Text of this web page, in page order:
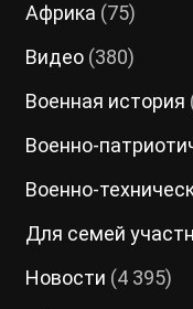
Африка (75)
Видео(380)
Военная история
Военно-
Военно-
Для семей
Новости (4 395)